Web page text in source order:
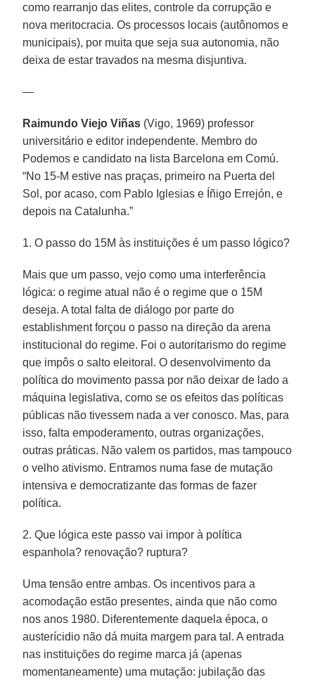
como rearranjo das elites, controle da corrupção e
nova meritocracia. Os processos locais (autônomos e
municipais), por muita que seja sua autonomia, não
deixa de estar travados na mesma disjuntiva.
—
Raimundo Viejo Viñas (Vigo, 1969) professor
universitário e editor independente. Membro do
Podemos e candidato na lista Barcelona em Comú.
“No 15-M estive nas praças, primeiro na Puerta del
Sol, por acaso, com Pablo Iglesias e Íñigo Errejón, e
depois na Catalunha.”
1. O passo do 15M às instituições é um passo lógico?
Mais que um passo, vejo como uma interferência
lógica: o regime atual não é o regime que o 15M
deseja. A total falta de diálogo por parte do
establishment forçou o passo na direção da arena
institucional do regime. Foi o autoritarismo do regime
que impôs o salto eleitoral. O desenvolvimento da
política do movimento passa por não deixar de lado a
máquina legislativa, como se os efeitos das políticas
públicas não tivessem nada a ver conosco. Mas, para
isso, falta empoderamento, outras organizações,
outras práticas. Não valem os partidos, mas tampouco
o velho ativismo. Entramos numa fase de mutação
intensiva e democratizante das formas de fazer
política.
2. Que lógica este passo vai impor à política
espanhola? renovação? ruptura?
Uma tensão entre ambas. Os incentivos para a
acomodação estão presentes, ainda que não como
nos anos 1980. Diferentemente daquela época, o
austerícidio não dá muita margem para tal. A entrada
nas instituições do regime marca já (apenas
momentaneamente) uma mutação: jubilação das